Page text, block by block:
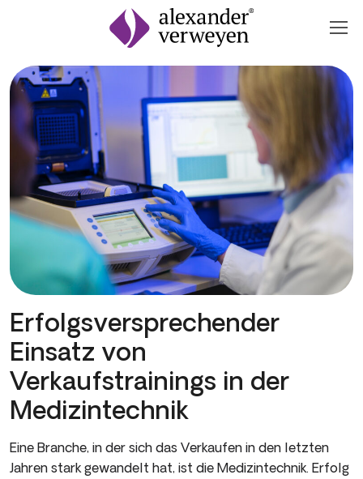
Zum Inhalt springen
Erfolgsversprechender
Einsatz von
Verkaufstrainings in der
Medizintechnik
Eine Branche, in der sich das Verkaufen in den letzten
Jahren stark gewandelt hat, ist die Medizintechnik. Erfolg